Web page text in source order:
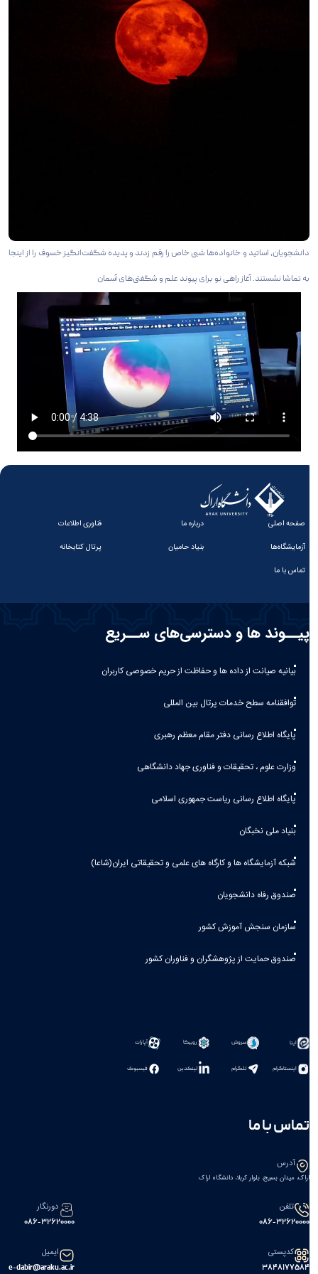
دانشجویان، اساتید و خانواده‌ها شبی خاص را رقم زدند و پدیده شگفت‌انگیز خسوف را از اینجا
به تماشا نشستند. آغاز راهی نو برای پیوند علم و شگفتی‌های آسمان
صفحه اصلی درباره ما
فناوری اطلاعات
آزمایشگاه‌ها
بنیاد حامیان
پرتال کتابخانه
تماس با ما
پیــوند ها و دسترسی‌های ســریع
بیانیه صيانت از داده ها و حفاظت از حريم خصوصی كاربران
توافقنامه سطح خدمات پرتال بین المللی
پایگاه اطلاع رسانی دفتر مقام معظم رهبری
وزارت علوم ، تحقیقات و فناوری جهاد دانشگاهی
پایگاه اطلاع رسانی ریاست جمهوری اسلامی
بنیاد ملی نخبگان
شبکه آزمایشگاه ها و کارگاه های علمی و تحقیقاتی ایران(شاعا)
صندوق رفاه دانشجویان
سازمان سنجش آموزش کشور
صندوق حمایت از پژوهشگران و فناوران کشور
ایتا سروش روبیکا آپارات
اینستاگرام تلگرام لینکدین فیسبوک
تماس با ما
آدرس
اراک، میدان بسیج، بلوار کربلا، دانشگاه اراک
تلفن
086-32620000
دورنگار
086-32620000
کدپستی
۳۸۴۸۱۷۷۵۸۴
ایمیل
e-dabir@araku.ac.ir